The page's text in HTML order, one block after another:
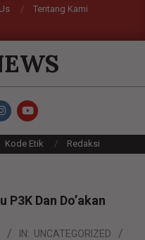
Tentang Kami
Kode Etik Redaksi
Dan Do’akan
IN: UNCATEGORIZED